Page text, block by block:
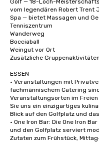
Golf — 18-Loch-
vom legendären Robert Trent
Spa — bietet Massagen und
Tenniszentrum
Wanderweg
Bocciaball
Weingut vor Ort
Zusätzliche
ESSEN
• Veranstaltungen mit
fachmännischem Catering
Veranstaltungsorten im
Sie uns ein einzigartiges
Blick auf den Golfplatz und
• One Iron Bar: Die One Iron
und den Golfplatz serviert
Zutaten zum Frühstück,